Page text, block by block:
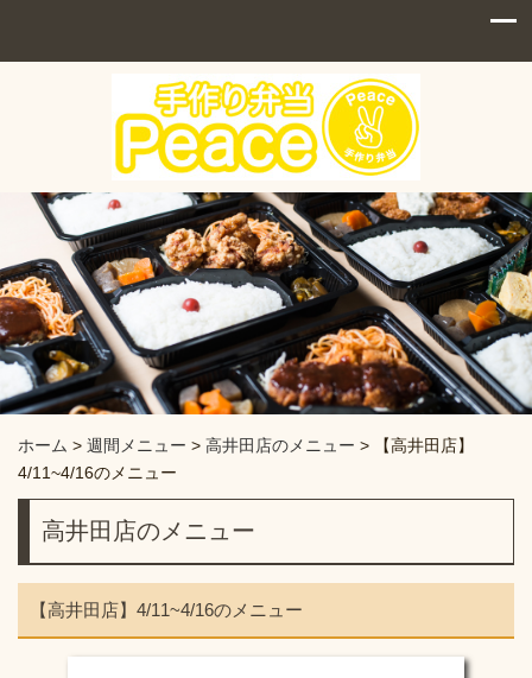
ホーム > 週間メニュー > 高井田店のメニュー >
【高井田店】
4/11~4/16のメニュー
高井田店のメニュー
【高井田店】4/11~4/16のメニュー